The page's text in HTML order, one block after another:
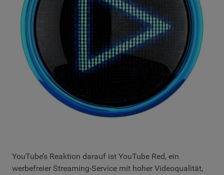
YouTube’s Reaktion darauf ist YouTube Red, ein
werbefreier Streaming-Service mit hoher Videoqualität,